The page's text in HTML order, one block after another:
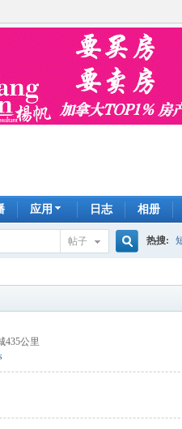
应用 日志 相册
帖子 热搜:
435公里